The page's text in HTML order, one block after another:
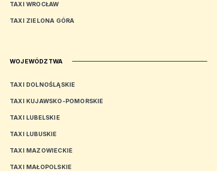
TAXI WROCŁAW
TAXI ZIELONA GÓRA
WOJEWÓDZTWA
TAXI DOLNOŚLĄSKIE
TAXI KUJAWSKO-POMORSKIE
TAXI LUBELSKIE
TAXI LUBUSKIE
TAXI MAZOWIECKIE
TAXI MAŁOPOLSKIE